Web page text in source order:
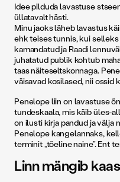
Idee pilduda lavastuse
üllatavalt hästi.
Minu jaoks läheb lavastus
ehk teises tunnis, kui
kamandatud ja Raadi
juhatatud publik kohtub
taas näiteseltskonnaga.
väisavad kosilased, nii ossid
Penelope liin on lavastuse
tundeskaala, mis käib üles-
on ilusti kirja pandud ja välja
Penelope kangelannaks,
terminit „tõeline naine”. Ent
Linn mängib